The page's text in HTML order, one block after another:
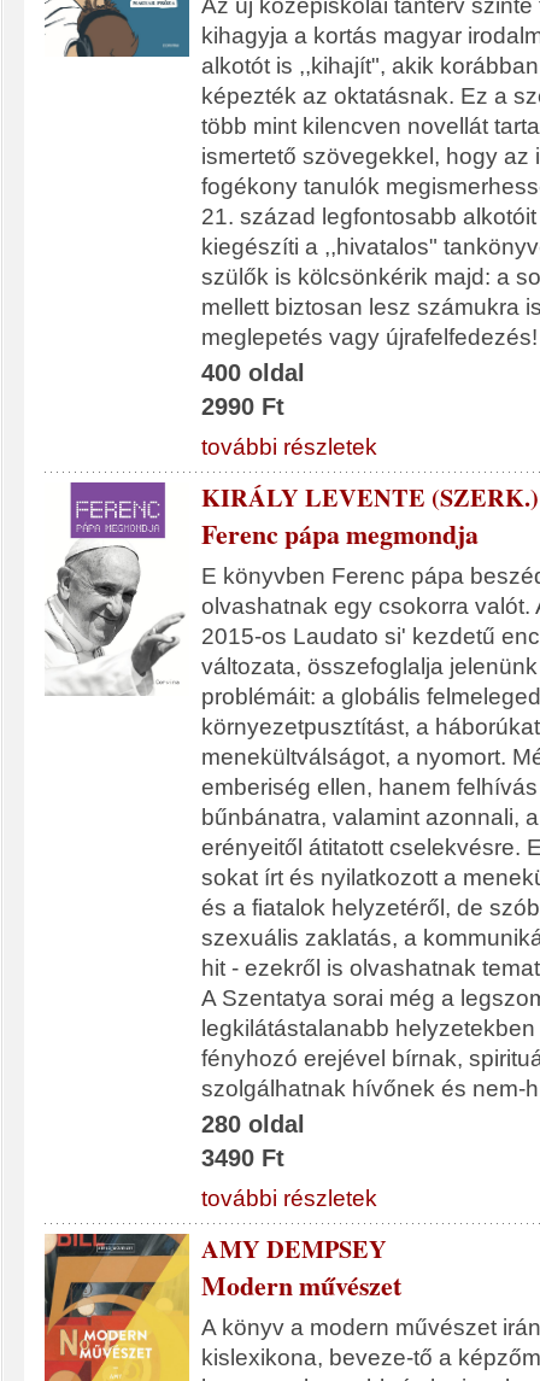
Az új középiskolai tanterv
kihagyja a kortás magyar
alkotót is ,,kihajít", akik
képezték az oktatásnak. Ez a
több mint kilencven novellát
ismertető szövegekkel, hogy az
fogékony tanulók
21. század legfontosabb
kiegészíti a ,,hivatalos"
szülők is kölcsönkérik majd: a
mellett biztosan lesz számukra
meglepetés vagy újrafelfedezés!
400 oldal
2990 Ft
további részletek
KIRÁLY LEVENTE (SZERK.)
Ferenc pápa megmondja
E könyvben Ferenc pápa
olvashatnak egy csokorra valót.
2015-os Laudato si' kezdetű
változata, összefoglalja
problémáit: a globális
környezetpusztítást, a
menekültválságot, a nyomort.
emberiség ellen, hanem
bűnbánatra, valamint azonnali,
erényeitől átitatott cselekvésre.
sokat írt és nyilatkozott a
és a fiatalok helyzetéről, de
szexuális zaklatás, a
hit - ezekről is olvashatnak
A Szentatya sorai még a
legkilátástalanabb
fényhozó erejével bírnak,
szolgálhatnak hívőnek és nem-
280 oldal
3490 Ft
további részletek
AMY DEMPSEY
Modern művészet
A könyv a modern művészet
kislexikona, beveze-tő a